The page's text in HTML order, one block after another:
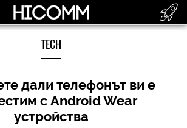
TECH
дали телефонът ви е
с Android Wear
устройства